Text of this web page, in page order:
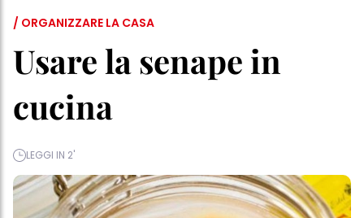
/ ORGANIZZARE LA CASA
Usare la senape in
cucina
LEGGI IN 2'